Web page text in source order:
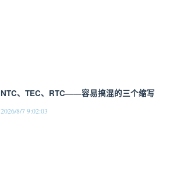
NTC、TEC、RTC——容易搞混的三个缩写
2026/8/7 9:02:03